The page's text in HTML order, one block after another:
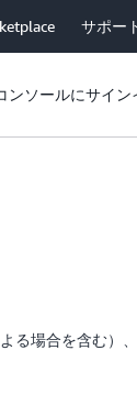
サポー
ンソールにサイン
る場合を含む）